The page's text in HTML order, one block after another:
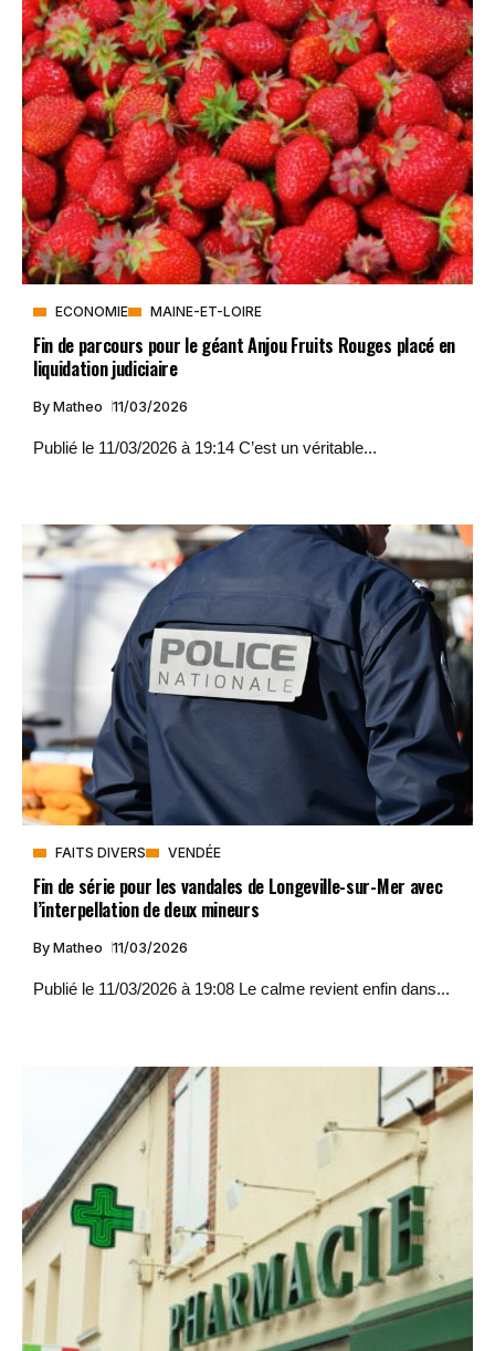
ECONOMIE MAINE-ET-LOIRE
Fin de parcours pour le géant Anjou Fruits Rouges placé en
liquidation judiciaire
By Matheo 11/03/2026
Publié le 11/03/2026 à 19:14 C’est un véritable...
FAITS DIVERS VENDÉE
Fin de série pour les vandales de Longeville-sur-Mer avec
l’interpellation de deux mineurs
By Matheo 11/03/2026
Publié le 11/03/2026 à 19:08 Le calme revient enfin dans...